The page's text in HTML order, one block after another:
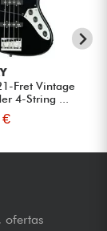
Fret Vintage
4-String ...
ofertas